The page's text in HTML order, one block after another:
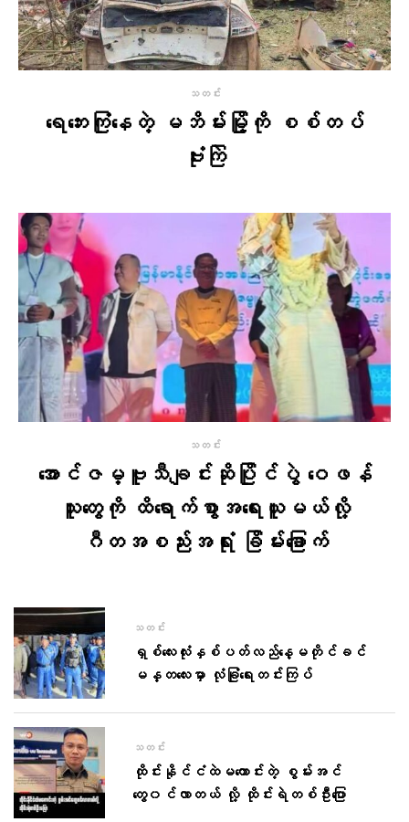
သတင်း
ရေဘေးကြုံနေတဲ့ မဘိမ်းမြို့ကို စစ်တပ်
ဗုံးကြဲ
သတင်း
အောင်ဇမ္ဗူသီချင်းဆိုပြိုင်ပွဲ ဝေဖန်
သူတွေကို ထိရောက်စွာအရေးယူမယ်လို့
ဂီတအစည်းအရုံး ခြိမ်းခြောက်
သတင်း
ရှစ်လေးလုံးနှစ်ပတ်လည်နေ့မတိုင်ခင်
မန္တလေးမှာ လုံခြုံရေးတင်းကြပ်
သတင်း
ထိုင်းနိုင်ငံထဲမကောင်းတဲ့ စွမ်းအင်
တွေ၀င်လာတယ် လို့ ထိုင်းရဲတစ်ဦး​​ပြော